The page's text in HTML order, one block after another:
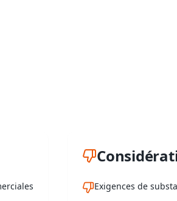
Exigences de